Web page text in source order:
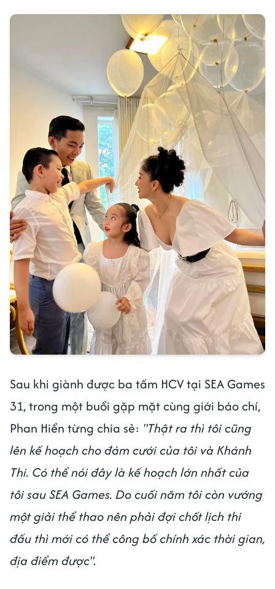
Sau khi giành được ba tấm HCV tại SEA Games
31, trong một buổi gặp mặt cùng giới báo chí,
Phan Hiển từng chia sẻ: "Thật ra thì tôi cũng
lên kế hoạch cho đám cưới của tôi và Khánh
Thi. Có thể nói đây là kế hoạch lớn nhất của
tôi sau SEA Games. Do cuối năm tôi còn vướng
một giải thể thao nên phải đợi chốt lịch thi
đấu thì mới có thể công bố chính xác thời gian,
địa điểm được".